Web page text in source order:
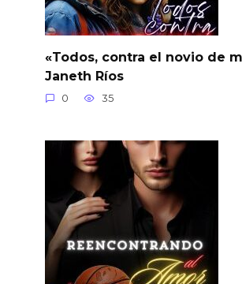
«Todos, contra el novio de
Janeth Ríos
0 35